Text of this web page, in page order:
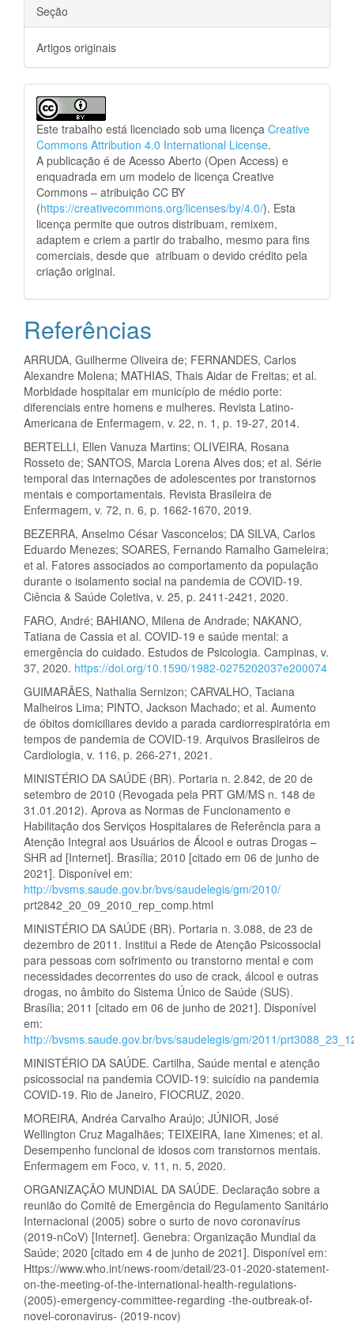
Seção
Artigos originais
Este trabalho está licenciado sob uma licença Creative
Commons Attribution 4.0 International License.
A publicação é de Acesso Aberto (Open Access) e
enquadrada em um modelo de licença Creative
Commons – atribuição CC BY
(https://creativecommons.org/licenses/by/4.0/). Esta
licença permite que outros distribuam, remixem,
adaptem e criem a partir do trabalho, mesmo para fins
comerciais, desde que atribuam o devido crédito pela
criação original.
Referências
ARRUDA, Guilherme Oliveira de; FERNANDES, Carlos
Alexandre Molena; MATHIAS, Thais Aidar de Freitas; et al.
Morbidade hospitalar em município de médio porte:
diferenciais entre homens e mulheres. Revista Latino-
Americana de Enfermagem, v. 22, n. 1, p. 19-27, 2014.
BERTELLI, Ellen Vanuza Martins; OLIVEIRA, Rosana
Rosseto de; SANTOS, Marcia Lorena Alves dos; et al. Série
temporal das internações de adolescentes por transtornos
mentais e comportamentais. Revista Brasileira de
Enfermagem, v. 72, n. 6, p. 1662-1670, 2019.
BEZERRA, Anselmo César Vasconcelos; DA SILVA, Carlos
Eduardo Menezes; SOARES, Fernando Ramalho Gameleira;
et al. Fatores associados ao comportamento da população
durante o isolamento social na pandemia de COVID-19.
Ciência & Saúde Coletiva, v. 25, p. 2411-2421, 2020.
FARO, André; BAHIANO, Milena de Andrade; NAKANO,
Tatiana de Cassia et al. COVID-19 e saúde mental: a
emergência do cuidado. Estudos de Psicologia. Campinas, v.
37, 2020. https://doi.org/10.1590/1982-0275202037e200074
GUIMARÃES, Nathalia Sernizon; CARVALHO, Taciana
Malheiros Lima; PINTO, Jackson Machado; et al. Aumento
de óbitos domiciliares devido a parada cardiorrespiratória em
tempos de pandemia de COVID-19. Arquivos Brasileiros de
Cardiologia, v. 116, p. 266-271, 2021.
MINISTÉRIO DA SAÚDE (BR). Portaria n. 2.842, de 20 de
setembro de 2010 (Revogada pela PRT GM/MS n. 148 de
31.01.2012). Aprova as Normas de Funcionamento e
Habilitação dos Serviços Hospitalares de Referência para a
Atenção Integral aos Usuários de Álcool e outras Drogas –
SHR ad [Internet]. Brasília; 2010 [citado em 06 de junho de
2021]. Disponível em:
http://bvsms.saude.gov.br/bvs/saudelegis/gm/2010/
prt2842_20_09_2010_rep_comp.html
MINISTÉRIO DA SAÚDE (BR). Portaria n. 3.088, de 23 de
dezembro de 2011. Institui a Rede de Atenção Psicossocial
para pessoas com sofrimento ou transtorno mental e com
necessidades decorrentes do uso de crack, álcool e outras
drogas, no âmbito do Sistema Único de Saúde (SUS).
Brasília; 2011 [citado em 06 de junho de 2021]. Disponível
em:
http://bvsms.saude.gov.br/bvs/saudelegis/gm/2011/
MINISTÉRIO DA SAÚDE. Cartilha, Saúde mental e atenção
psicossocial na pandemia COVID-19: suicídio na pandemia
COVID-19. Rio de Janeiro, FIOCRUZ, 2020.
MOREIRA, Andréa Carvalho Araújo; JÚNIOR, José
Wellington Cruz Magalhães; TEIXEIRA, Iane Ximenes; et al.
Desempenho funcional de idosos com transtornos mentais.
Enfermagem em Foco, v. 11, n. 5, 2020.
ORGANIZAÇÃO MUNDIAL DA SAÚDE. Declaração sobre a
reunião do Comitê de Emergência do Regulamento Sanitário
Internacional (2005) sobre o surto de novo coronavírus
(2019-nCoV) [Internet]. Genebra: Organização Mundial da
Saúde; 2020 [citado em 4 de junho de 2021]. Disponível em:
Https://www.who.int/news-room/detail/23-01-2020-statement-
on-the-meeting-of-the-international-health-regulations-
(2005)-emergency-committee-regarding -the-outbreak-of-
novel-coronavirus- (2019-ncov)